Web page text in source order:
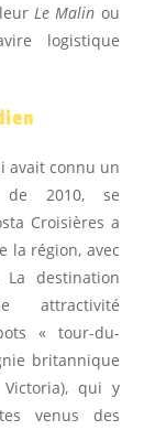
Le Malin ou
logistique
avait connu un
de 2010, se
Croisières a
la région, avec
destination
attractivité
« tour-du-
britannique
Victoria), qui y
venus des